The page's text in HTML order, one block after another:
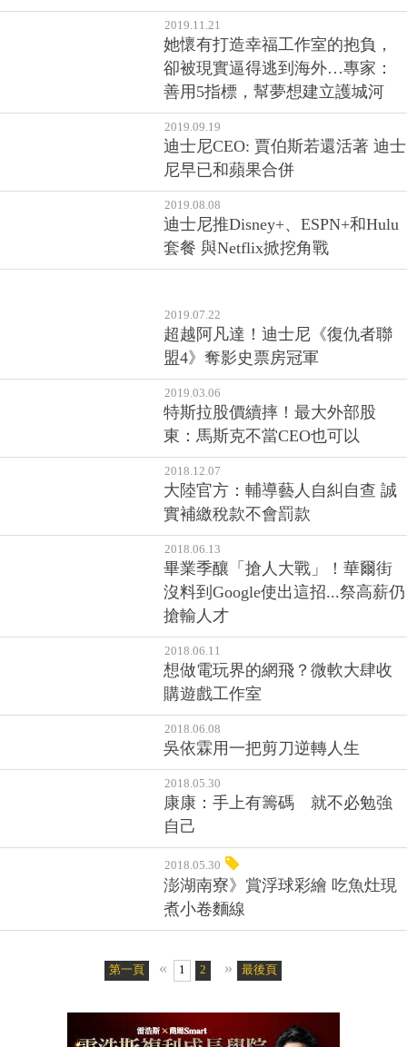
2019.11.21
她懷有打造幸福工作室的抱負，
卻被現實逼得逃到海外…專家：
善用5指標，幫夢想建立護城河
2019.09.19
迪士尼CEO: 賈伯斯若還活著 迪士
尼早已和蘋果合併
2019.08.08
迪士尼推Disney+、ESPN+和Hulu
套餐 與Netflix掀挖角戰
2019.07.22
超越阿凡達！迪士尼《復仇者聯
盟4》奪影史票房冠軍
2019.03.06
特斯拉股價續摔！最大外部股
東：馬斯克不當CEO也可以
2018.12.07
大陸官方：輔導藝人自糾自查 誠
實補繳稅款不會罰款
2018.06.13
畢業季釀「搶人大戰」！華爾街
沒料到Google使出這招...祭高薪仍
搶輸人才
2018.06.11
想做電玩界的網飛？微軟大肆收
購遊戲工作室
2018.06.08
吳依霖用一把剪刀逆轉人生
2018.05.30
康康：手上有籌碼 就不必勉強
自己
2018.05.30
澎湖南寮》賞浮球彩繪 吃魚灶現
煮小卷麵線
第一頁 « 1 2 » 最後頁